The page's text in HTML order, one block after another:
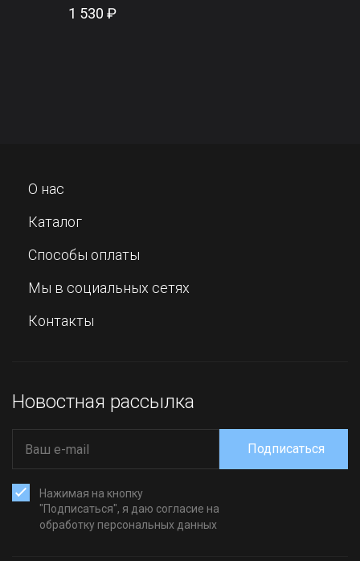
1 530 ₽
О нас
Каталог
Способы оплаты
Мы в социальных сетях
Контакты
Новостная рассылка
Нажимая на кнопку
"Подписаться", я даю согласие на
обработку персональных данных
Подписаться